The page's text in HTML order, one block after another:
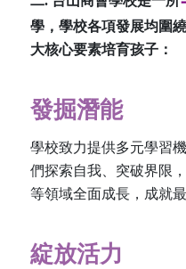
學，學校各項發展均圍繞
大核心要素培育孩子：
發掘潛能
學校致力提供多元學習
們探索自我、突破界限
等領域全面成長，成就
綻放活力